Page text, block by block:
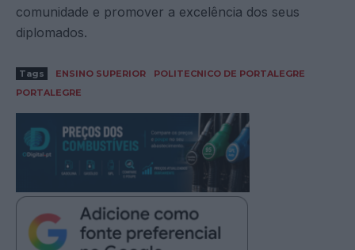
comunidade e promover a excelência dos seus
diplomados.
Tags ENSINO SUPERIOR
POLITECNICO DE PORTALEGRE
PORTALEGRE